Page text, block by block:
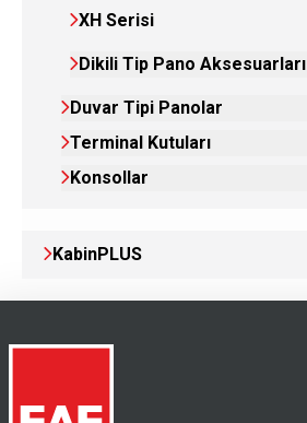
XH Serisi
Dikili Tip Pano Aksesuarları
Duvar Tipi Panolar
Terminal Kutuları
Konsollar
KabinPLUS